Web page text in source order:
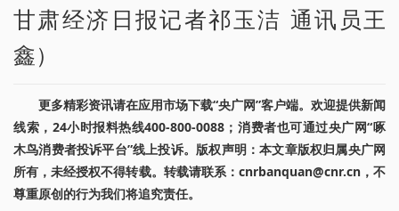
甘肃经济日报记者祁玉洁 通讯员王
鑫）
更多精彩资讯请在应用市场下载“央广网”客户端。欢迎提供新闻
线索，24小时报料热线400-800-0088；消费者也可通过央广网“啄
木鸟消费者投诉平台”线上投诉。版权声明：本文章版权归属央广网
所有，未经授权不得转载。转载请联系：cnrbanquan@cnr.cn，不
尊重原创的行为我们将追究责任。